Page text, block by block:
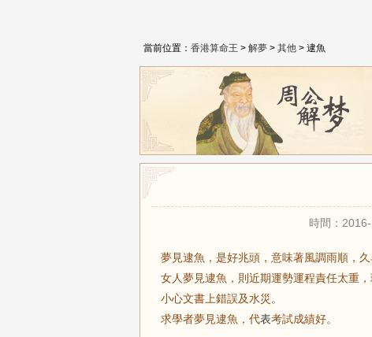
當前位置： 香港算命王 > 解夢 > 其他 > 逮魚
時間：
夢見逮魚，是好兆頭，意味著風調雨順，久
女人夢見逮魚，則近期運勢運程責任太重
小心文書上錯誤及水災。
求學者夢見逮魚，代表考試成績好。